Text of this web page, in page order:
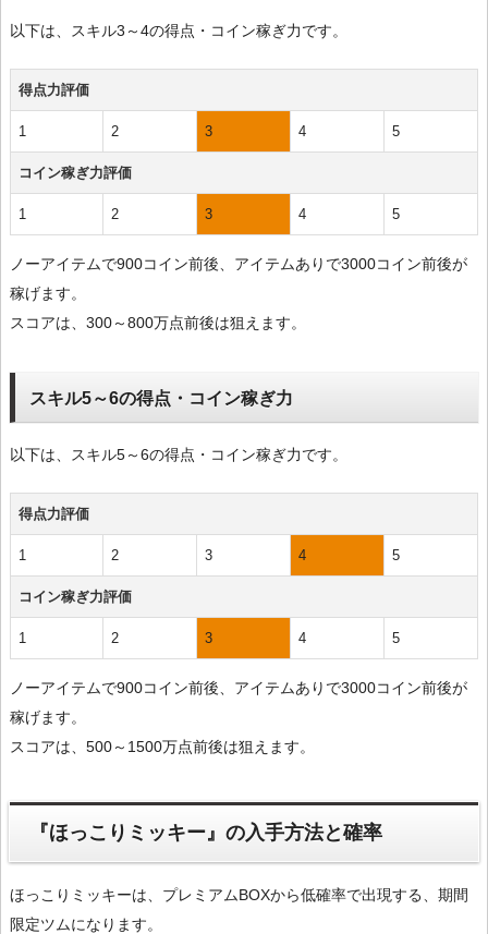
以下は、スキル3～4の得点・コイン稼ぎ力です。
得点力評価
1 2 3 4 5
コイン稼ぎ力評価
1 2 3 4 5
ノーアイテムで900コイン前後、アイテムありで3000コイン前後が
稼げます。
スコアは、300～800万点前後は狙えます。
スキル5～6の得点・コイン稼ぎ力
以下は、スキル5～6の得点・コイン稼ぎ力です。
得点力評価
1 2 3 4 5
コイン稼ぎ力評価
1 2 3 4 5
ノーアイテムで900コイン前後、アイテムありで3000コイン前後が
稼げます。
スコアは、500～1500万点前後は狙えます。
『ほっこりミッキー』の入手方法と確率
ほっこりミッキーは、プレミアムBOXから低確率で出現する、期間
限定ツムになります。